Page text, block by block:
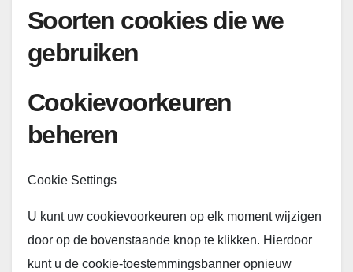
Soorten cookies die we
gebruiken
Cookievoorkeuren
beheren
Cookie Settings
U kunt uw cookievoorkeuren op elk moment wijzigen
door op de bovenstaande knop te klikken. Hierdoor
kunt u de cookie-toestemmingsbanner opnieuw